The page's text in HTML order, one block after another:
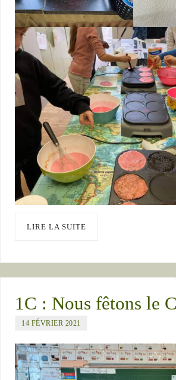
LIRE LA SUITE
1C : Nous fêtons le
14 FÉVRIER 2021